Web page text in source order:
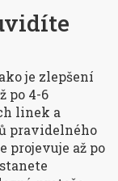
je zlepšení
po 4-6
linek a
pravidelného
projevuje až po